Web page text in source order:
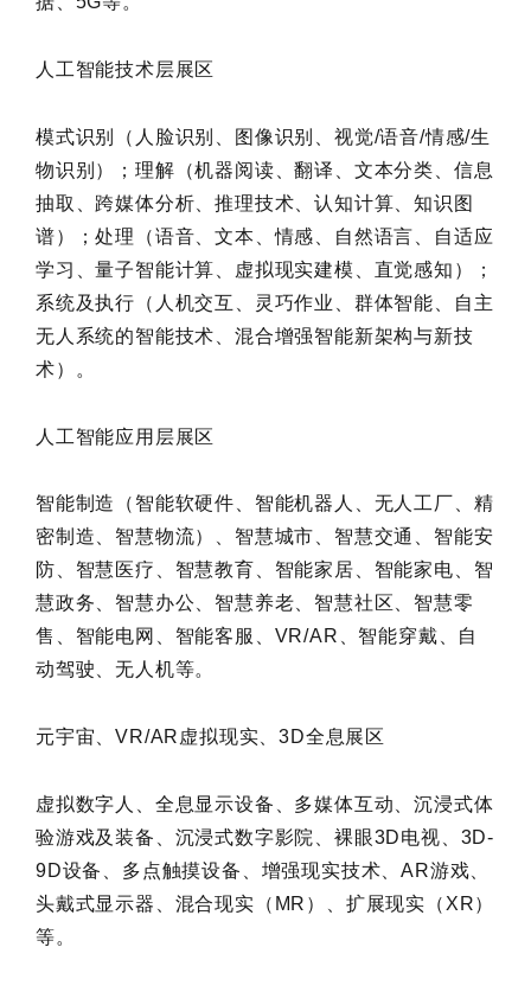
人工智能技术层展区
模式识别（人脸识别、图像识别、视觉/语音/情感/生
物识别）；理解（机器阅读、翻译、文本分类、信息
抽取、跨媒体分析、推理技术、认知计算、知识图
谱）；处理（语音、文本、情感、自然语言、自适应
学习、量子智能计算、虚拟现实建模、直觉感知）；
系统及执行（人机交互、灵巧作业、群体智能、自主
无人系统的智能技术、混合增强智能新架构与新技
术）。
人工智能应用层展区
智能制造（智能软硬件、智能机器人、无人工厂、精
密制造、智慧物流）、智慧城市、智慧交通、智能安
防、智慧医疗、智慧教育、智能家居、智能家电、智
慧政务、智慧办公、智慧养老、智慧社区、智慧零
售、智能电网、智能客服、VR/AR、智能穿戴、自
动驾驶、无人机等。
元宇宙、VR/AR虚拟现实、3D全息展区
虚拟数字人、全息显示设备、多媒体互动、沉浸式体
验游戏及装备、沉浸式数字影院、裸眼3D电视、3D-
9D设备、多点触摸设备、增强现实技术、AR游戏、
头戴式显示器、混合现实（MR）、扩展现实（XR）
等。